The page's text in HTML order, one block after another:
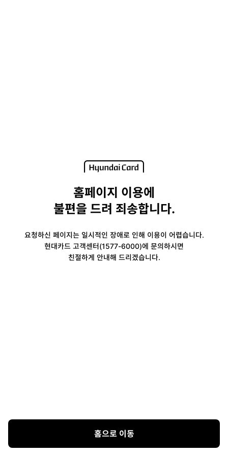
홈페이지 이용에
불편을 드려 죄송합니다.
요청하신 페이지는 일시적인 장애로 인해 이용이 어렵습니다.
현대카드 고객센터(1577-6000)에 문의하시면
친절하게 안내해 드리겠습니다.
홈으로 이동